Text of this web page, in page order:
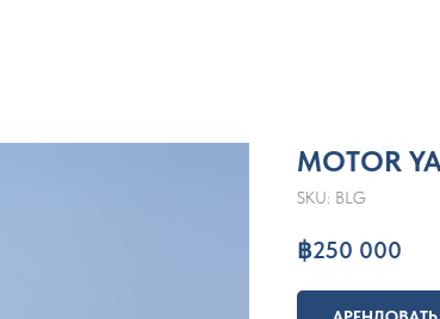
MOTOR
SKU: BLG
฿250 000